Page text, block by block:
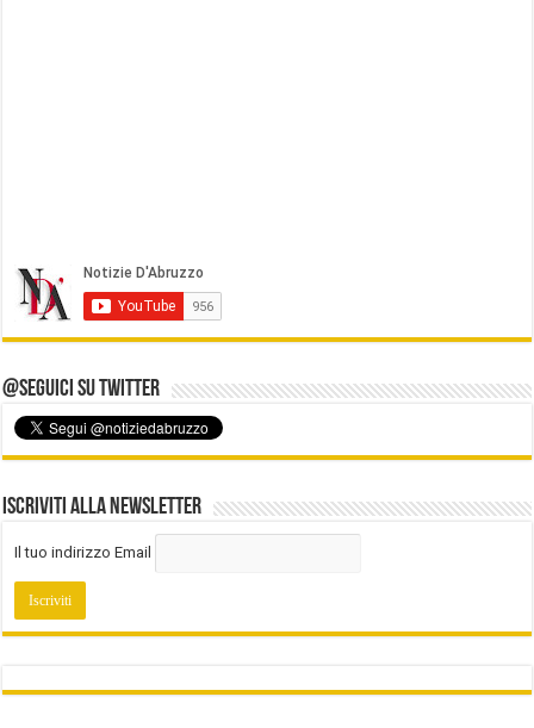
@Seguici su Twitter
Iscriviti alla Newsletter
Il tuo indirizzo Email